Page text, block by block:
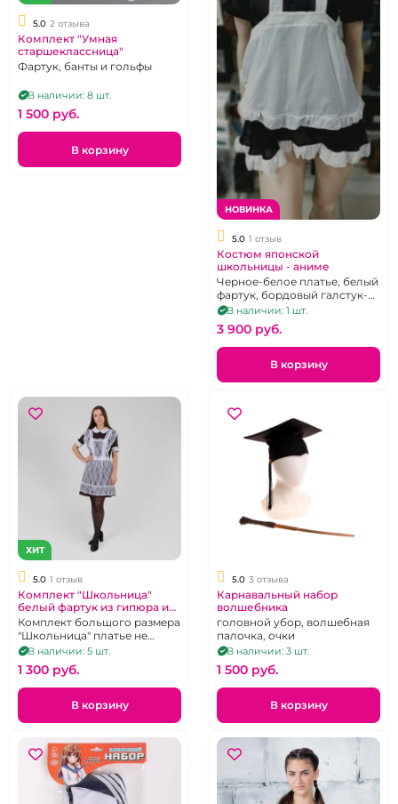
5.0 2 отзыва
Комплект "Умная
старшеклассница"
Фартук, банты и гольфы
В наличии: 8 шт.
1 500 pуб.
В корзину
НОВИНКА
5.0 1 отзыв
Костюм японской
школьницы - аниме
Черное-белое платье, белый
фартук, бордовый галстук-
бант, черные трусики
В наличии: 1 шт.
3 900 pуб.
В корзину
ХИТ
5.0 1 отзыв
Комплект "Школьница"
белый фартук из гипюра и
шарики
Комплект большого размера
"Школьница" платье не
входит в комплект
В наличии: 5 шт.
1 300 pуб.
В корзину
5.0 3 отзыва
Карнавальный набор
волшебника
головной убор, волшебная
палочка, очки
В наличии: 3 шт.
1 500 pуб.
В корзину